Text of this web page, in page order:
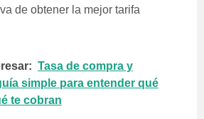
de obtener la mejor tarifa
Tasa de compra y
simple para entender qué
te cobran